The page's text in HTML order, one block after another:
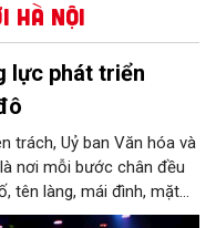
Hà Nội
lực phát triển
trách, Uỷ ban Văn hóa và
nơi mỗi bước chân đều
tên làng, mái đình, mặt
nghề thủ công đều có